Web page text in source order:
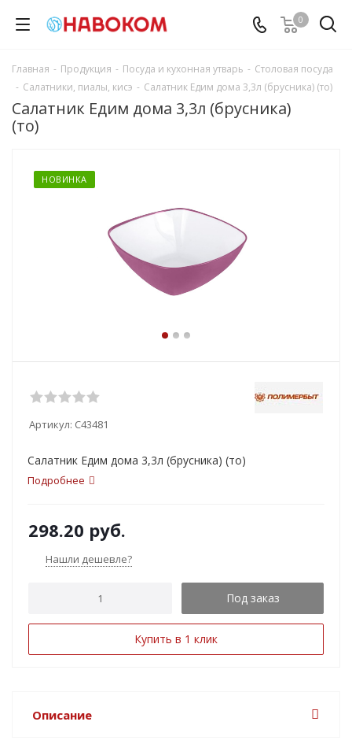
0
Главная - Продукция - Посуда и кухонная утварь - Столовая посуда
- Салатники, пиалы, кисэ - Салатник Едим дома 3,3л (брусника) (то)
Салатник Едим дома 3,3л (брусника)
(то)
НОВИНКА
Артикул: С43481
Салатник Едим дома 3,3л (брусника) (то)
Подробнее
298.20 руб.
Нашли дешевле?
Под заказ
Купить в 1 клик
Описание